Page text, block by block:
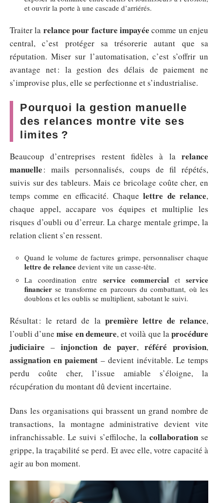
et ouvrir la porte à une cascade d’arriérés.
Traiter la relance pour facture impayée comme un enjeu
central, c’est protéger sa trésorerie autant que sa
réputation. Miser sur l’automatisation, c’est s’offrir un
avantage net : la gestion des délais de paiement ne
s’improvise plus, elle se perfectionne et s’industrialise.
Pourquoi la gestion manuelle
des relances montre vite ses
limites ?
Beaucoup d’entreprises restent fidèles à la relance
manuelle: mails personnalisés, coups de fil répétés,
suivis sur des tableurs. Mais ce bricolage coûte cher, en
temps comme en efficacité. Chaquelettre de relance,
chaque appel, accapare vos équipes et multiplie les
risques d’oubli ou d’erreur. La charge mentale grimpe, la
relation client s’en ressent.
Quand le volume de factures grimpe, personnaliser chaque
lettre de relance devient vite un casse-tête.
La coordination entre service commercial etservice
financier se transforme en parcours du combattant, où les
doublons et les oublis se multiplient, sabotant le suivi.
Résultat : le retard de la première lettre de relance,
l’oubli d’unemise en demeure, et voilà que laprocédure
judiciaire – injonction de payer,référé provision,
assignation en paiement – devient inévitable. Le temps
perdu coûte cher, l’issue amiable s’éloigne, la
récupération du montant dû devient incertaine.
Dans les organisations qui brassent un grand nombre de
transactions, la montagne administrative devient vite
infranchissable. Le suivi s’effiloche, la collaborationse
grippe, la traçabilité se perd. Et avec elle, votre capacité à
agir au bon moment.